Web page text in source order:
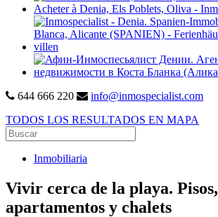
644 666 220
info@inmospecialist.com
TODOS LOS RESULTADOS EN MAPA
Inmobiliaria
Vivir cerca de la playa. Pisos,
apartamentos y chalets